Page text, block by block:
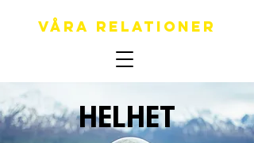
Våra relationer
HELHET